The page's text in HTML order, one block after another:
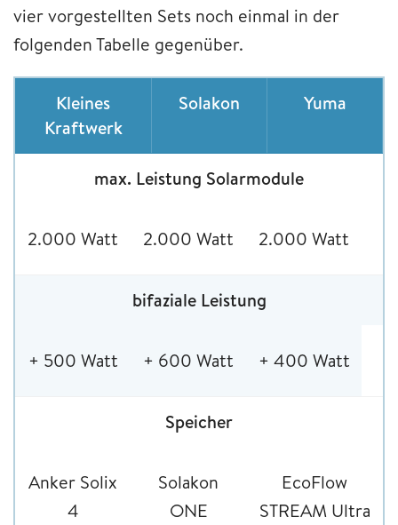
vier vorgestellten Sets noch einmal in der
folgenden Tabelle gegenüber.
Kleines
Kraftwerk
Solakon Yuma
max. Leistung Solarmodule
2.000 Watt 2.000 Watt 2.000 Watt
bifaziale Leistung
+ 500 Watt + 600 Watt + 400 Watt
Speicher
Anker Solix
4
Solakon
ONE
EcoFlow
STREAM Ultra